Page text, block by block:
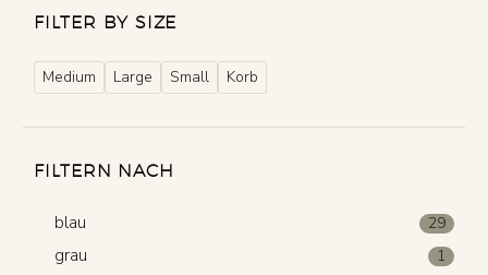
FILTER BY SIZE
Medium Large Small Korb
FILTERN NACH
blau 29
grau 1